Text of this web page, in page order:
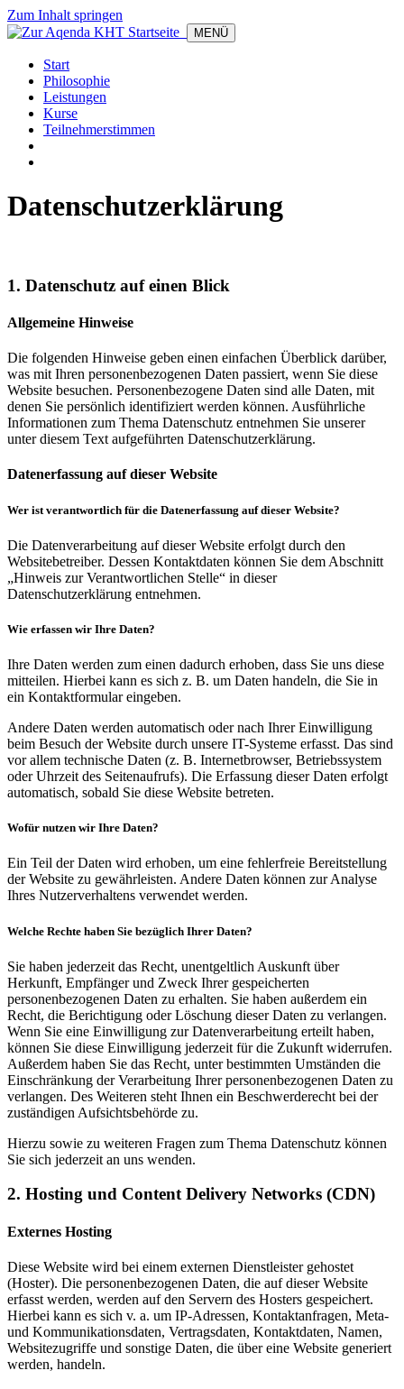
Zum Inhalt springen
MENÜ
Start
Philosophie
Leistungen
Kurse
Teilnehmerstimmen
Datenschutz­erklärung
1. Datenschutz auf einen Blick
Allgemeine Hinweise
Die folgenden Hinweise geben einen einfachen Überblick darüber,
was mit Ihren personenbezogenen Daten passiert, wenn Sie diese
Website besuchen. Personenbezogene Daten sind alle Daten, mit
denen Sie persönlich identifiziert werden können. Ausführliche
Informationen zum Thema Datenschutz entnehmen Sie unserer
unter diesem Text aufgeführten Datenschutzerklärung.
Datenerfassung auf dieser Website
Wer ist verantwortlich für die Datenerfassung auf dieser Website?
Die Datenverarbeitung auf dieser Website erfolgt durch den
Websitebetreiber. Dessen Kontaktdaten können Sie dem Abschnitt
„Hinweis zur Verantwortlichen Stelle“ in dieser
Datenschutzerklärung entnehmen.
Wie erfassen wir Ihre Daten?
Ihre Daten werden zum einen dadurch erhoben, dass Sie uns diese
mitteilen. Hierbei kann es sich z. B. um Daten handeln, die Sie in
ein Kontaktformular eingeben.
Andere Daten werden automatisch oder nach Ihrer Einwilligung
beim Besuch der Website durch unsere IT-Systeme erfasst. Das sind
vor allem technische Daten (z. B. Internetbrowser, Betriebssystem
oder Uhrzeit des Seitenaufrufs). Die Erfassung dieser Daten erfolgt
automatisch, sobald Sie diese Website betreten.
Wofür nutzen wir Ihre Daten?
Ein Teil der Daten wird erhoben, um eine fehlerfreie Bereitstellung
der Website zu gewährleisten. Andere Daten können zur Analyse
Ihres Nutzerverhaltens verwendet werden.
Welche Rechte haben Sie bezüglich Ihrer Daten?
Sie haben jederzeit das Recht, unentgeltlich Auskunft über
Herkunft, Empfänger und Zweck Ihrer gespeicherten
personenbezogenen Daten zu erhalten. Sie haben außerdem ein
Recht, die Berichtigung oder Löschung dieser Daten zu verlangen.
Wenn Sie eine Einwilligung zur Datenverarbeitung erteilt haben,
können Sie diese Einwilligung jederzeit für die Zukunft widerrufen.
Außerdem haben Sie das Recht, unter bestimmten Umständen die
Einschränkung der Verarbeitung Ihrer personenbezogenen Daten zu
verlangen. Des Weiteren steht Ihnen ein Beschwerderecht bei der
zuständigen Aufsichtsbehörde zu.
Hierzu sowie zu weiteren Fragen zum Thema Datenschutz können
Sie sich jederzeit an uns wenden.
2. Hosting und Content Delivery Networks (CDN)
Externes Hosting
Diese Website wird bei einem externen Dienstleister gehostet
(Hoster). Die personenbezogenen Daten, die auf dieser Website
erfasst werden, werden auf den Servern des Hosters gespeichert.
Hierbei kann es sich v. a. um IP-Adressen, Kontaktanfragen, Meta-
und Kommunikationsdaten, Vertragsdaten, Kontaktdaten, Namen,
Websitezugriffe und sonstige Daten, die über eine Website generiert
werden, handeln.